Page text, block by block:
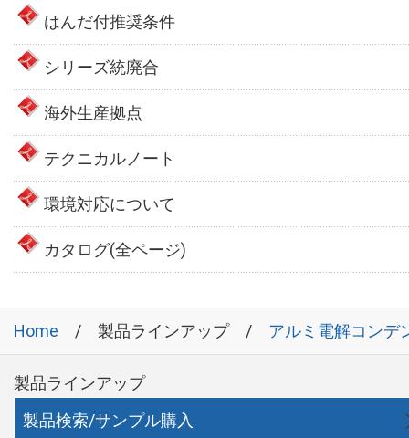
はんだ付推奨条件
シリーズ統廃合
海外生産拠点
テクニカルノート
環境対応について
カタログ(全ページ)
Home 製品ラインアップ アルミ電解コンデ
製品ラインアップ
製品検索/サンプル購入